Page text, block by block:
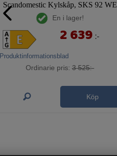
Scandomestic Kylskåp, SKS 92 WE
En i lager!
Produktinformationsblad
2 639 :-
Ordinarie pris: 3 525:-
Köp